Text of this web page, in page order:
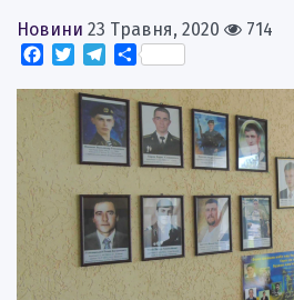
Новини 23 Травня, 2020
714
Facebook
TwitterTelegram
Поділитися